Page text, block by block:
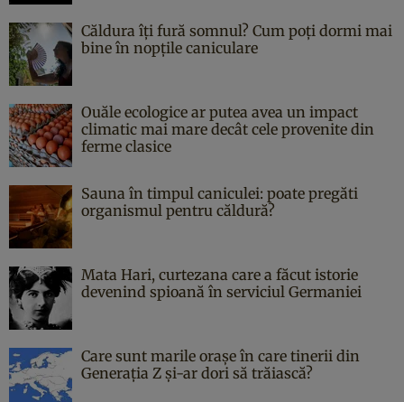
Căldura îți fură somnul? Cum poți dormi mai
bine în nopțile caniculare
Ouăle ecologice ar putea avea un impact
climatic mai mare decât cele provenite din
ferme clasice
Sauna în timpul caniculei: poate pregăti
organismul pentru căldură?
Mata Hari, curtezana care a făcut istorie
devenind spioană în serviciul Germaniei
Care sunt marile orașe în care tinerii din
Generația Z și-ar dori să trăiască?